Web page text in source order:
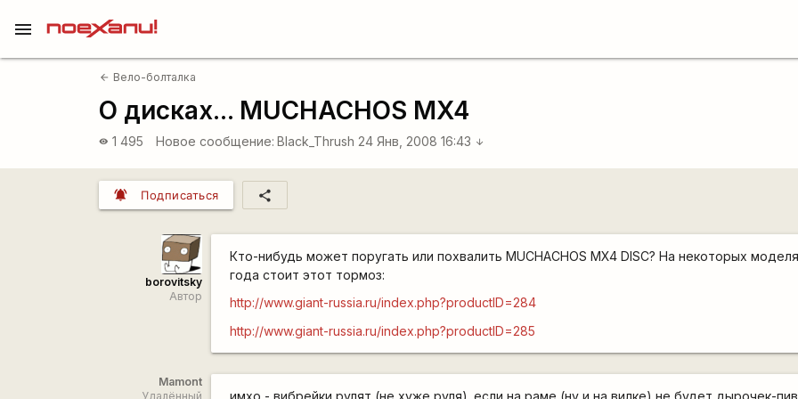
menu
arrow_back Вело-болталка
О дисках... MUCHACHOS MX4
visibility 1 495 Новое сообщение: Black_Thrush 24 Янв, 2008 16:43 arrow_downward
notifications_active Подписаться share
borovitsky
Автор
Кто-нибудь может поругать или похвалить MUCHACHOS MX4 DISC? На некоторых
года стоит этот тормоз:
http://www.giant-russia.ru/index.php?productID=284
http://www.giant-russia.ru/index.php?productID=285
Mamont
Удалённый